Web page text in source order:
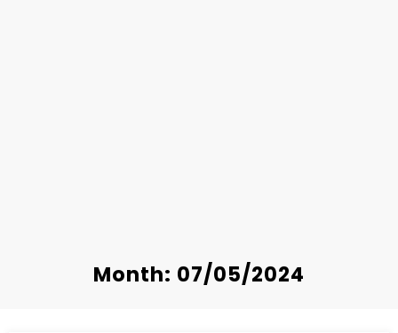
Month: 07/05/2024